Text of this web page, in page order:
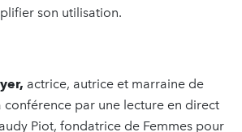
son utilisation.
actrice, autrice et marraine de
conférence par une lecture en direct
Piot, fondatrice de Femmes pour